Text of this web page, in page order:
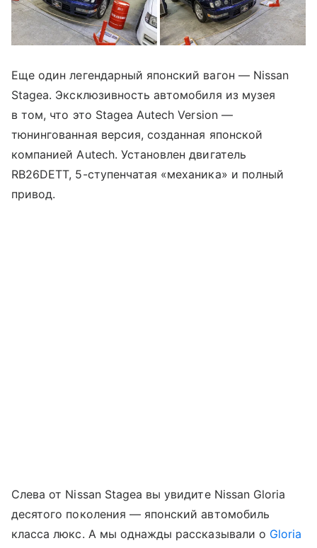
Еще один легендарный японский вагон — Nissan
Stagea. Эксклюзивность автомобиля из музея
в том, что это Stagea Autech Version —
тюнингованная версия, созданная японской
компанией Autech. Установлен двигатель
RB26DETT, 5-ступенчатая «механика» и полный
привод.
Слева от Nissan Stagea вы увидите Nissan Gloria
десятого поколения — японский автомобиль
класса люкс. А мы однажды рассказывали о Gloria